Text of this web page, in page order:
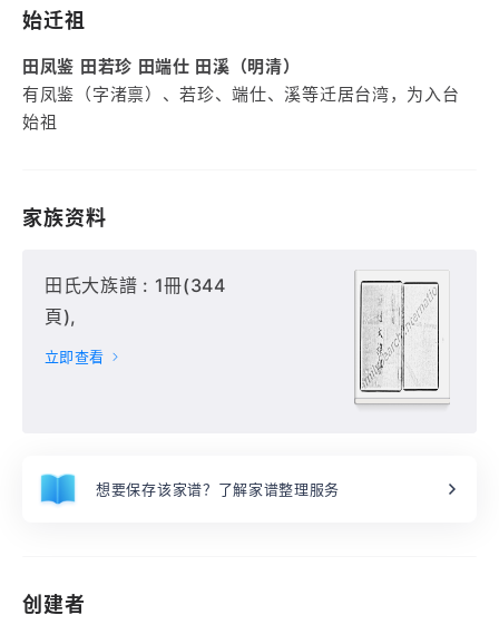
始迁祖
田凤鉴 田若珍 田端仕 田溪（明清）
有凤鉴（字渚禀）、若珍、端仕、溪等迁居台湾，为入台
始祖
家族资料
田氏大族譜 : 1冊(344
頁),
立即查看
想要保存该家谱？了解家谱整理服务
创建者